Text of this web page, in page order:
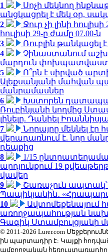
1
Սոչի մեկնող
անցկացրել է մեկ օր,
2
Ջուր չի լինի
հուլիսի 29-ը ժամը 07.00-ն
3
Ռուբլին թանկացել
4
Չինաստանում
մարդուն
5
Ո՞րն է սիրված
Ալեքսանյանի մահվան
մանրամասներ
6
Խստորեն
Ռուբինյանի կողմից
լինելը. Դանիել
7
Նորայրը մեկնել
վերադառնում է. նոր
դեպքից
8
1/15
արդյունքում 19
վավեր
9
Շառաչուն ապտակ՝
Պապիկյանին․
10
Ավտոմեքենայում
առողջապահության
Գագիկ Ստամբուլցյանի
© 2011-2026 Lurer.com
ին պարտադիր է: Կայքի
ամբողջական